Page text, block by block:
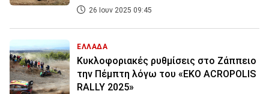
26 Ιουν 2025 09:45
ΕΛΛΑΔΑ
Κυκλοφοριακές ρυθμίσεις στο Ζάππειο
την Πέμπτη λόγω του «ΕΚΟ ACROPOLIS
RALLY 2025»